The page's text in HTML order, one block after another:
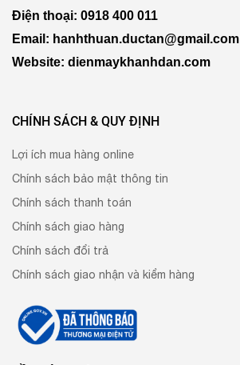
Điện thoại: 0918 400 011
Email: hanhthuan.ductan@gmail.com
Website: dienmaykhanhdan.com
CHÍNH SÁCH & QUY ĐỊNH
Lợi ích mua hàng online
Chính sách bảo mật thông tin
Chính sách thanh toán
Chính sách giao hàng
Chính sách đổi trả
Chính sách giao nhận và kiểm hàng